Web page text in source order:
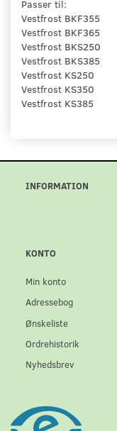
Passer til:
Vestfrost BKF355
Vestfrost BKF365
Vestfrost BKS250
Vestfrost BKS385
Vestfrost KS250
Vestfrost KS350
Vestfrost KS385
INFORMATION
KONTO
Min konto
Adressebog
Ønskeliste
Ordrehistorik
Nyhedsbrev